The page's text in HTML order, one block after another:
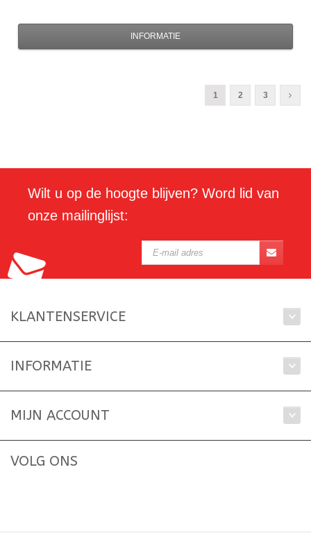
INFORMATIE
1 2 3
Wilt u op de hoogte blijven? Word lid van
onze mailinglijst:
KLANTENSERVICE
INFORMATIE
MIJN ACCOUNT
VOLG ONS